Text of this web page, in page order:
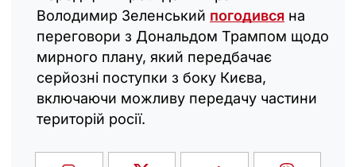
Володимир Зеленський погодився на
переговори з Дональдом Трампом щодо
мирного плану, який передбачає
серйозні поступки з боку Києва,
включаючи можливу передачу частини
територій росії.